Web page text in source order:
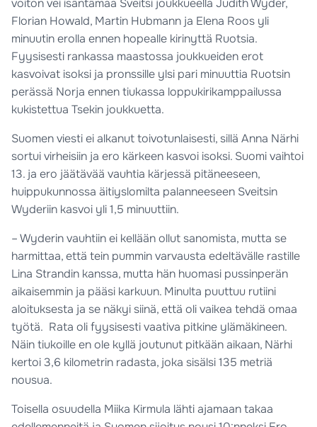
voiton vei isäntämaa Sveitsi joukkueella Judith Wyder,
Florian Howald, Martin Hubmann ja Elena Roos yli
minuutin erolla ennen hopealle kirinyttä Ruotsia.
Fyysisesti rankassa maastossa joukkueiden erot
kasvoivat isoksi ja pronssille ylsi pari minuuttia Ruotsin
perässä Norja ennen tiukassa loppukirikamppailussa
kukistettua Tsekin joukkuetta.
Suomen viesti ei alkanut toivotunlaisesti, sillä Anna Närhi
sortui virheisiin ja ero kärkeen kasvoi isoksi. Suomi vaihtoi
13. ja ero jäätävää vauhtia kärjessä pitäneeseen,
huippukunnossa äitiyslomilta palanneeseen Sveitsin
Wyderiin kasvoi yli 1,5 minuuttiin.
– Wyderin vauhtiin ei kellään ollut sanomista, mutta se
harmittaa, että tein pummin varvausta edeltävälle rastille
Lina Strandin kanssa, mutta hän huomasi pussinperän
aikaisemmin ja pääsi karkuun. Minulta puuttuu rutiini
aloituksesta ja se näkyi siinä, että oli vaikea tehdä omaa
työtä. Rata oli fyysisesti vaativa pitkine ylämäkineen.
Näin tiukoille en ole kyllä joutunut pitkään aikaan, Närhi
kertoi 3,6 kilometrin radasta, joka sisälsi 135 metriä
nousua.
Toisella osuudella Miika Kirmula lähti ajamaan takaa